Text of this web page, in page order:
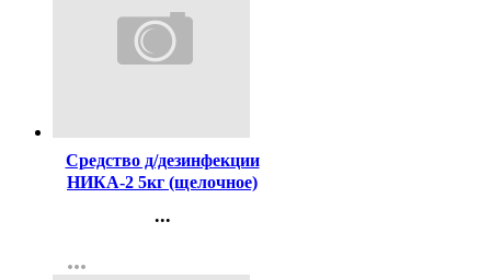
Средство д/дезинфекции
НИКА-2 5кг (щелочное)
...
Регистрация
more_horiz